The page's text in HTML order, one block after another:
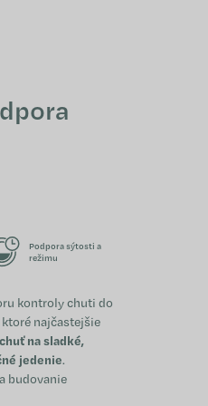
Podpora sýtosti a
režimu
kontroly chuti do
najčastejšie
chuť na sladké,
jedenie.
budovanie